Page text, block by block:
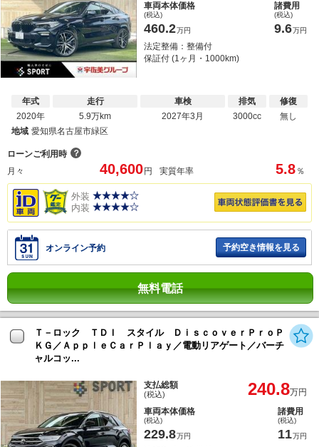
車両本体価格
(税込)
460.2万円
諸費用
(税込)
9.6万円
法定整備：整備付
保証付 (1ヶ月・1000km)
年式
2020年
走行
5.9万km
車検
2027年3月
排気
3000cc
修復
無し
地域 愛知県名古屋市緑区
ローンご利用時 ？
月々
40,600 円 実質年率 5.8 ％
外装
内装
オンライン予約 予約空き情報を見る
無料電話
Ｔ－ロック ＴＤＩ スタイル ＤｉｓｃｏｖｅｒＰｒｏＰ
ＫＧ／ＡｐｐｌｅＣａｒＰｌａｙ／電動リアゲート／バーチ
ャルコッ...
支払総額
(税込) 240.8万円
車両本体価格
(税込)
229.8万円
諸費用
(税込)
11万円